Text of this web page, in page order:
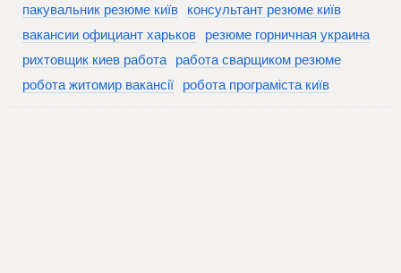
пакувальник резюме київ
консультант резюме київ
вакансии официант харьков
резюме горничная украина
рихтовщик киев работа
работа сварщиком резюме
робота житомир вакансії
робота програміста київ